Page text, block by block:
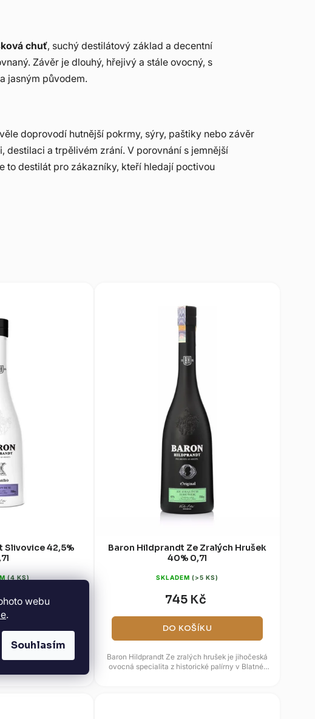
webu
.
Souhlasím
chuť, suchý destilátový základ a decentní
Závěr je dlouhý, hřejivý a stále ovocný, s
jasným původem.
doprovodí hutnější pokrmy, sýry, paštiky nebo závěr
destilaci a trpělivém zrání. V porovnání s jemnější
to destilát pro zákazníky, kteří hledají poctivou
Slivovice 42,5%
(4 KS)
Kč
je čistá jihočeská
v...
Baron Hildprandt Ze Zralých Hrušek
40% 0,7l
SKLADEM (>5 KS)
745 Kč
DO KOŠÍKU
Baron Hildprandt Ze zralých hrušek je jihočeská
ovocná specialita z historické palírny v Blatné.